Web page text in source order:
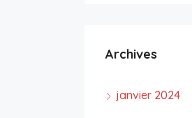
Archives
janvier 2024